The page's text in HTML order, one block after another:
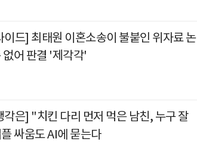
이드] 최태원 이혼소송이 불붙인 위자료 논
어 판결 '제각각'
각은] "치킨 다리 먼저 먹은 남친, 누구 잘
싸움도 AI에 묻는다